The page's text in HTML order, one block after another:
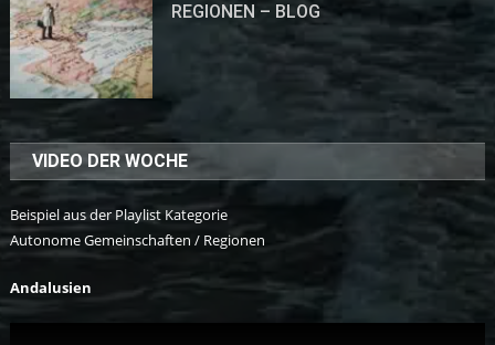
REGIONEN – BLOG
VIDEO DER WOCHE
Beispiel aus der Playlist Kategorie
Autonome Gemeinschaften / Regionen
Andalusien